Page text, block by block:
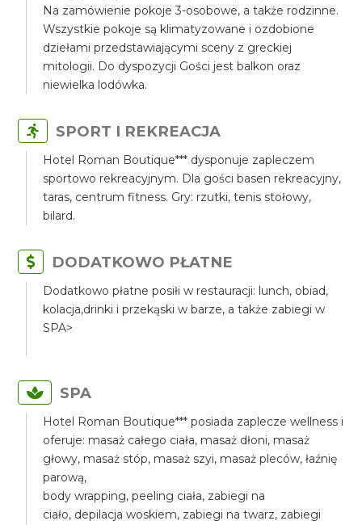
Na zamówienie pokoje 3-osobowe, a także rodzinne.
Wszystkie pokoje są klimatyzowane i ozdobione
dziełami przedstawiającymi sceny z greckiej
mitologii. Do dyspozycji Gości jest balkon oraz
niewielka lodówka.
SPORT I REKREACJA
Hotel Roman Boutique*** dysponuje zapleczem
sportowo rekreacyjnym. Dla gości basen rekreacyjny,
taras, centrum fitness. Gry: rzutki, tenis stołowy,
bilard.
DODATKOWO PŁATNE
Dodatkowo płatne posiłi w restauracji: lunch, obiad,
kolacja,drinki i przekąski w barze, a także zabiegi w
SPA>
SPA
Hotel Roman Boutique*** posiada zaplecze wellness i
oferuje: masaż całego ciała, masaż dłoni, masaż
głowy, masaż stóp, masaż szyi, masaż pleców, łaźnię
parową,
body wrapping, peeling ciała, zabiegi na
ciało, depilacja woskiem, zabiegi na twarz, zabiegi